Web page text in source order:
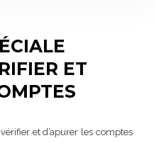
ET
et d’apurer les comptes